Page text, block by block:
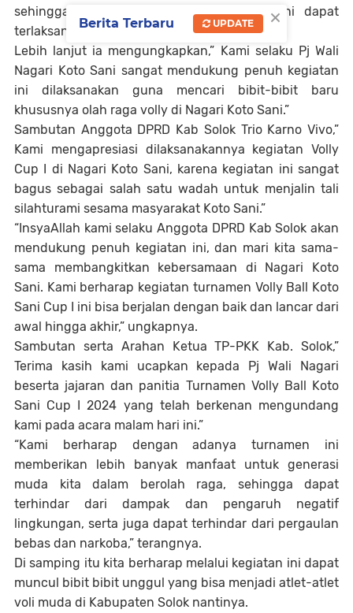
sehingga kegiatan turnamen bola volly ini dapat
terlaksana,” tuturnya.
Lebih lanjut ia mengungkapkan,” Kami selaku Pj Wali
Nagari Koto Sani sangat mendukung penuh kegiatan
ini dilaksanakan guna mencari bibit-bibit baru
khususnya olah raga volly di Nagari Koto Sani.”
Sambutan Anggota DPRD Kab Solok Trio Karno Vivo,”
Kami mengapresiasi dilaksanakannya kegiatan Volly
Cup I di Nagari Koto Sani, karena kegiatan ini sangat
bagus sebagai salah satu wadah untuk menjalin tali
silahturami sesama masyarakat Koto Sani.”
“InsyaAllah kami selaku Anggota DPRD Kab Solok akan
mendukung penuh kegiatan ini, dan mari kita sama-
sama membangkitkan kebersamaan di Nagari Koto
Sani. Kami berharap kegiatan turnamen Volly Ball Koto
Sani Cup I ini bisa berjalan dengan baik dan lancar dari
awal hingga akhir,” ungkapnya.
Sambutan serta Arahan Ketua TP-PKK Kab. Solok,”
Terima kasih kami ucapkan kepada Pj Wali Nagari
beserta jajaran dan panitia Turnamen Volly Ball Koto
Sani Cup I 2024 yang telah berkenan mengundang
kami pada acara malam hari ini.”
“Kami berharap dengan adanya turnamen ini
memberikan lebih banyak manfaat untuk generasi
muda kita dalam berolah raga, sehingga dapat
terhindar dari dampak dan pengaruh negatif
lingkungan, serta juga dapat terhindar dari pergaulan
bebas dan narkoba,” terangnya.
Di samping itu kita berharap melalui kegiatan ini dapat
muncul bibit bibit unggul yang bisa menjadi atlet-atlet
voli muda di Kabupaten Solok nantinya.
×
Berita Terbaru UPDATE